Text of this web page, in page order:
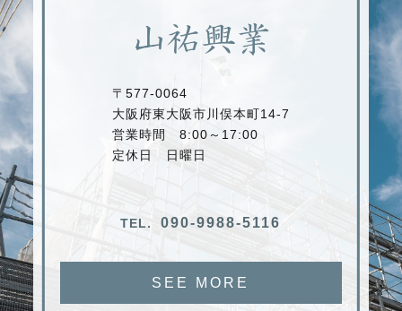
〒577-0064
大阪府東大阪市川俣本町14-7
営業時間 8:00～17:00
定休日 日曜日
TEL. 090-9988-5116
SEE MORE